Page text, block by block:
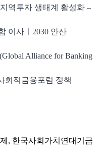
역투자 생태계 활성화 –
이사ㅣ2030 안산
Alliance for Banking
회적금융포럼 정책
, 한국사회가치연대기금